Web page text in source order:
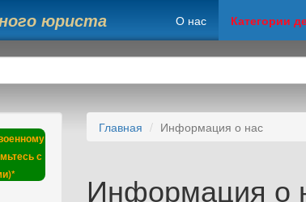
юриста О нас Категории
с
Главная Информация о нас
Информация о